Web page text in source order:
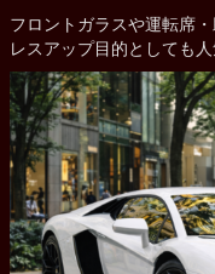
フロントガラスや運転席
レスアップ目的としても人